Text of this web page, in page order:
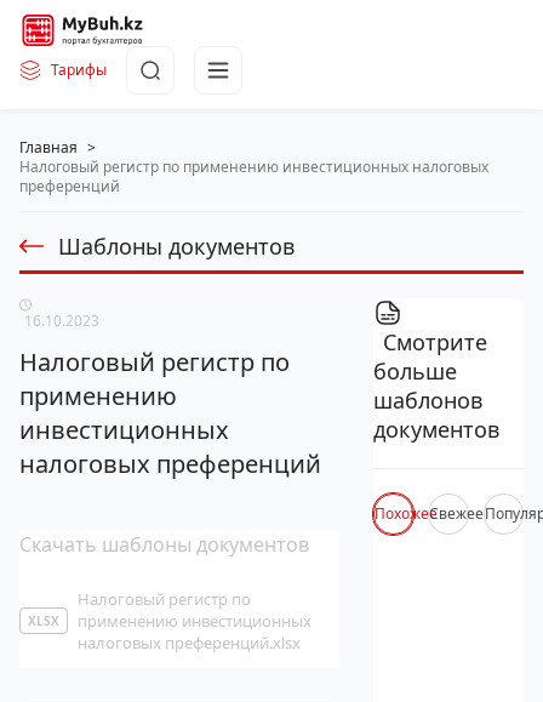
Тарифы
Главная >
Налоговый регистр по применению инвестиционных налоговых
преференций
Шаблоны документов
16.10.2023
Налоговый регистр по
применению
инвестиционных
налоговых преференций
Скачать шаблоны документов
XLSX
Налоговый регистр по
применению инвестиционных
налоговых преференций.xlsx
Смотрите
больше
шаблонов
документов
ПохожееСвежее